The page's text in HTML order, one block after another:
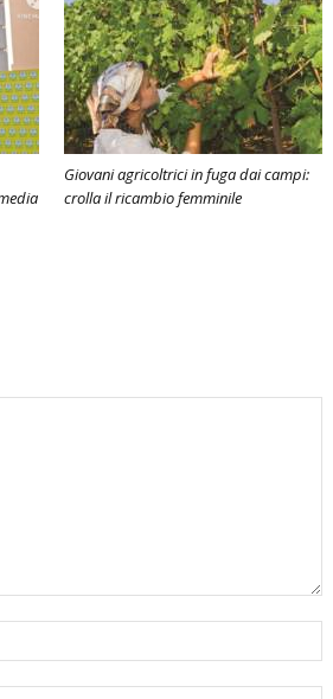
Giovani agricoltrici in fuga dai campi:
crolla il ricambio femminile